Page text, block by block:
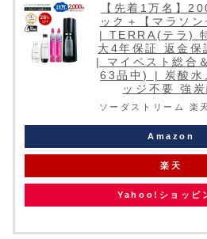
【先着1万名】
ック＋【マラソ
| TERRA(テラ)
大4年保証 返金保
| マイベスト総合
63品中) | 炭酸水
ッジ不要 強炭
ソーダストリーム 楽
Amazon
楽天
Yahoo!ショッピ